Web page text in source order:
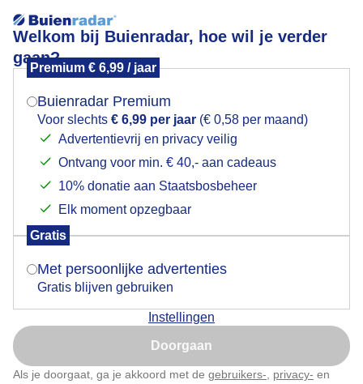
Welkom bij Buienradar, hoe wil je verder
gaan?
Premium € 6,99 / jaar
Buienradar Premium
Voor slechts € 6,99 per jaar (€ 0,58 per maand)
Advertentievrij en privacy veilig
Ontvang voor min. € 40,- aan cadeaus
10% donatie aan Staatsbosbeheer
Elk moment opzegbaar
Gratis
Met persoonlijke advertenties
Gratis blijven gebruiken
Instellingen
Doorgaan
Als je doorgaat, ga je akkoord met de gebruikers- privacy- en
-1 uur +3 uur
−
17:35
Mogen we je locatie gebruiken voor het
Indien je hier nog geen akkoord op hebt gegeven,
verschijnt er zo een pop-up uit je browser waarin
Is goed, toon de popup
Nu niet, misschien later
Klik hierom dit aan te passen